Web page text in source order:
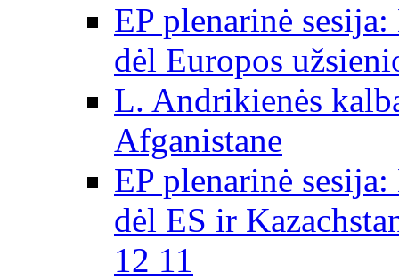
EP plenarinė
dėl Europos
L. Andrikienės
Afganistane
EP plenarinė
dėl ES ir
12 11